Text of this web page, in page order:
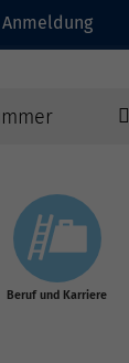
Anmeldung
Beruf und Karriere